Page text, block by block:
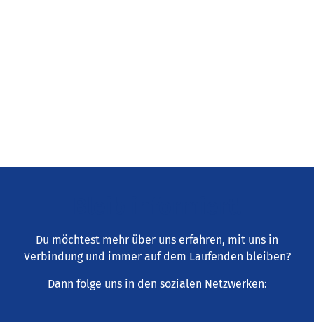
Du möchtest mehr über uns erfahren, mit uns in
Verbindung und immer auf dem Laufenden bleiben?
Dann folge uns in den sozialen Netzwerken: